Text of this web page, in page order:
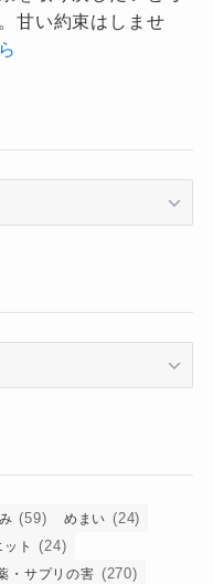
甘い約束はしませ
(59) めまい (24)
ト (24)
・サプリの害 (270)